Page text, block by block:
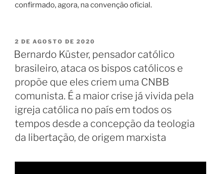
confirmado, agora, na convenção oficial.
PUBLICADO
EM
2 DE AGOSTO DE 2020
Bernardo Küster, pensador católico
brasileiro, ataca os bispos católicos e
propõe que eles criem uma CNBB
comunista. É a maior crise já vivida pela
igreja católica no país em todos os
tempos desde a concepção da teologia
da libertação, de origem marxista